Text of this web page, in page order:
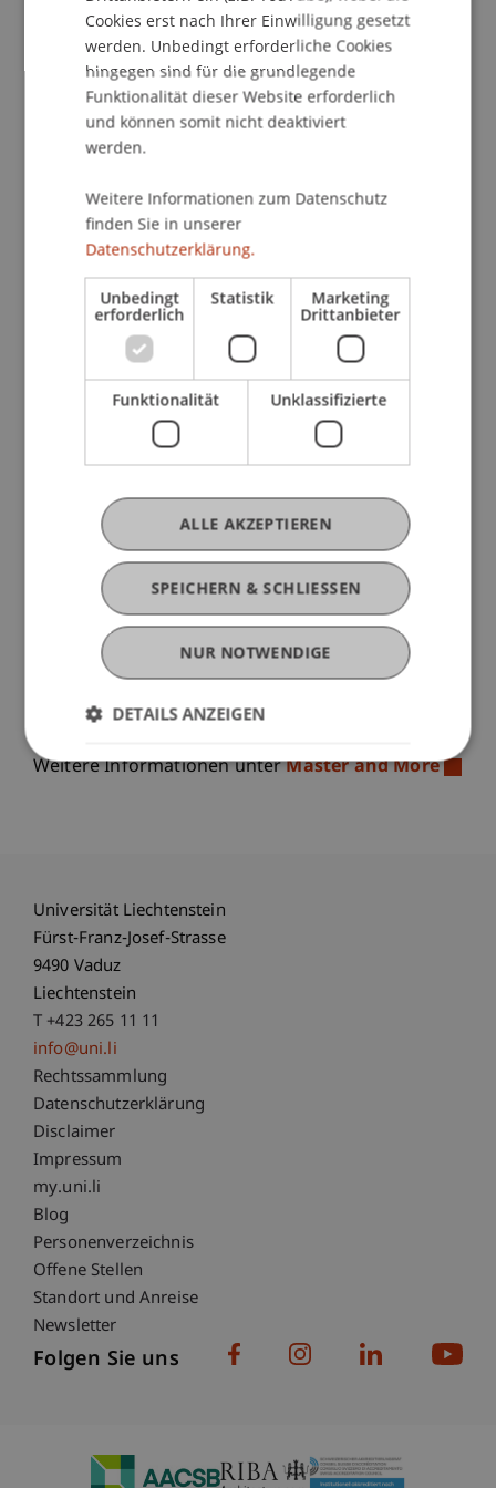
Organisationen und Bildungsexperten ins
Gespräch kommen. Darüber hinaus gibt es auf
jeder Messe ein umfangreiches
Vortragsprogramm mit Präsentationen der
Aussteller und Expertenvorträgen zu allen
Themen, die dich vor der Master-Wahl
Wir von der Universität Liechtenstein sind auch
dabei!Im Gespräch mit uns kannst du dich über
Information Systems/Wirtschaftsinformatik und
Finance informieren.
Unsere Studierenden und Studiengangsmanager
vor Ort beraten dich zu allen Fragen rund um das
Studium an der Uni Liechtenstein. Von der
Anmeldung bis zum Abschluss und deinen
Möglichkeiten danach. Du bekommst
Vertiefungsrichtungen, Praktika und
Auslandsaufenthalten mit Partneruniversitäten
und natürlich aktuelle Termine zum Kennenlernen
vor Ort in Liechtenstein.
Und was das Studentenleben bei uns so
besonders macht, erfährst du natürlich auch aus
erster Hand. Lern uns kennen! Wir freuen uns auf
Weitere Informationen unterMaster and More
Universität Liechtenstein
Fürst-Franz-Josef-Strasse
9490 Vaduz
Liechtenstein
T +423 265 11 11
info@uni.li
Fußzeile Rechtliche Hinweise
Rechtssammlung
Datenschutzerklärung
Disclaimer
Impressum
Fußzeile Subdomain-Verzeichnis
my.uni.li
Blog
Personenverzeichnis
Offene Stellen
Standort und Anreise
Newsletter
Folgen Sie uns
Cookies erst nach Ihrer Einwilligung gesetzt
werden. Unbedingt erforderliche Cookies
hingegen sind für die grundlegende
Funktionalität dieser Website erforderlich
und können somit nicht deaktiviert
werden.
Weitere Informationen zum Datenschutz
finden Sie in unserer
Datenschutzerklärung.
Unbedingt
erforderlich
Statistik Marketing
Drittanbieter
Funktionalität Unklassifizierte
SPEICHERN & SCHLIESSEN
ALLE AKZEPTIEREN
NUR NOTWENDIGE
DETAILS ANZEIGEN